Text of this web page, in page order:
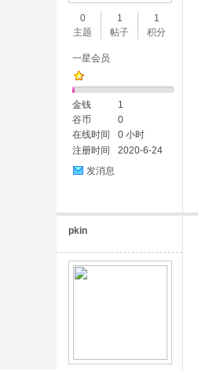
0
主题
1
帖子
1
积分
一星会员
金钱
1
谷币
0
在线时间
0 小时
注册时间
2020-6-24
发消息
pkin